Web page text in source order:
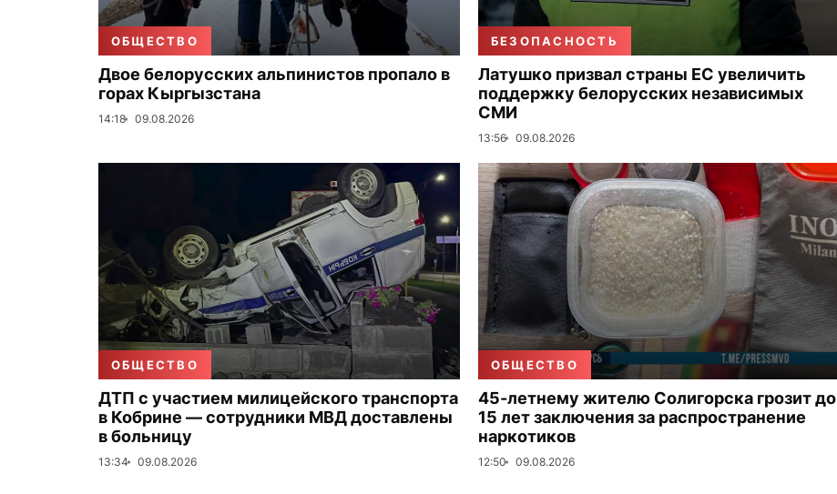
ОБЩЕСТВО
Двое белорусских альпинистов пропало в
горах Кыргызстана
14:18 09.08.2026
БЕЗОПАСНОСТЬ
Латушко призвал страны ЕС увеличить
поддержку белорусских независимых
СМИ
13:56 09.08.2026
ОБЩЕСТВО
ДТП с участием милицейского транспорта
в Кобрине — сотрудники МВД доставлены
в больницу
13:34 09.08.2026
ОБЩЕСТВО
45-летнему жителю Солигорска грозит до
15 лет заключения за распространение
наркотиков
12:50 09.08.2026